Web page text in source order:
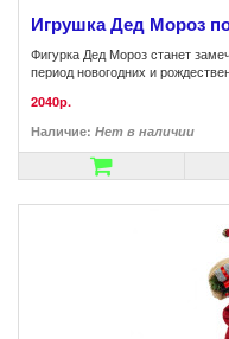
Игрушка Дед Мороз
Фигурка Дед Мороз станет
период новогодних и
2040р.
Наличие: Нет в наличии